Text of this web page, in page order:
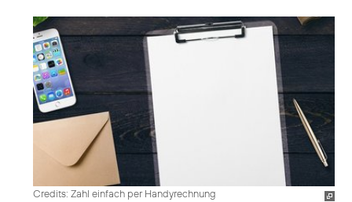
Credits: Zahl einfach per Handyrechnung